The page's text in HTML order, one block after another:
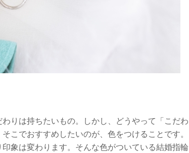
りは持ちたいもの。しかし、どうやって「こだわ
こでおすすめしたいのが、色をつけることです。
象は変わります。そんな色がついている結婚指輪